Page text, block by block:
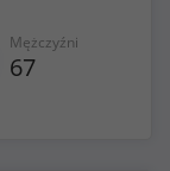
Mężczyźni
67